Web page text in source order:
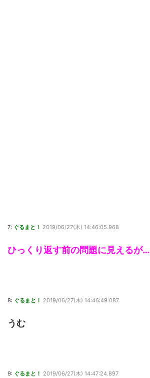
7: ぐるまと！ 2019/06/27(木) 14:46:05.968
ひっくり返す前の問題に見えるが…
8: ぐるまと！ 2019/06/27(木) 14:46:49.087
うむ
9: ぐるまと！ 2019/06/27(木) 14:47:24.897